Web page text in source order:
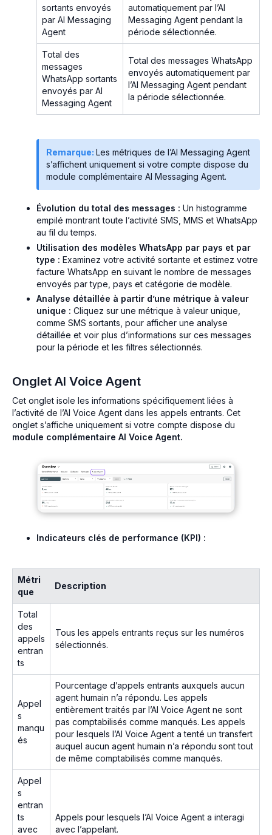
sortants envoyés
par AI Messaging
Agent
automatiquement par l’AI
Messaging Agent pendant la
période sélectionnée.
Total des
messages
WhatsApp sortants
envoyés par AI
Messaging Agent
Total des messages WhatsApp
envoyés automatiquement par
l’AI Messaging Agent pendant
la période sélectionnée.
Remarque: Les métriques de l’AI Messaging Agent
s’affichent uniquement si votre compte dispose du
module complémentaire AI Messaging Agent.
Évolution du total des messages : Un histogramme
empilé montrant toute l’activité SMS, MMS et WhatsApp
au fil du temps.
Utilisation des modèles WhatsApp par pays et par
type : Examinez votre activité sortante et estimez votre
facture WhatsApp en suivant le nombre de messages
envoyés par type, pays et catégorie de modèle.
Analyse détaillée à partir d’une métrique à valeur
unique : Cliquez sur une métrique à valeur unique,
comme SMS sortants, pour afficher une analyse
détaillée et voir plus d’informations sur ces messages
pour la période et les filtres sélectionnés.
Onglet AI Voice Agent
Cet onglet isole les informations spécifiquement liées à
l’activité de l’AI Voice Agent dans les appels entrants. Cet
onglet s’affiche uniquement si votre compte dispose du
module complémentaire AI Voice Agent.
Indicateurs clés de performance (KPI) :
Métri
que
Description
Total
des
appels
entran
ts
Tous les appels entrants reçus sur les numéros
sélectionnés.
Appel
s
manqu
és
Pourcentage d’appels entrants auxquels aucun
agent humain n’a répondu. Les appels
entièrement traités par l’AI Voice Agent ne sont
pas comptabilisés comme manqués. Les appels
pour lesquels l’AI Voice Agent a tenté un transfert
auquel aucun agent humain n’a répondu sont tout
de même comptabilisés comme manqués.
Appel
s
entran
ts
avec
Appels pour lesquels l’AI Voice Agent a interagi
avec l’appelant.